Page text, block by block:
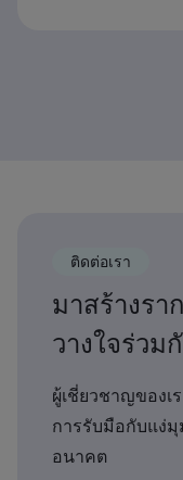
ติดต่อเรา
มาสร้างรา
วางใจร่วม
ผู้เชี่ยวชาญของ
การรับมือกับแง่
อนาคต